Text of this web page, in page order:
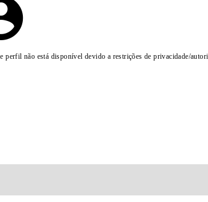
perfil não está disponível devido a restrições de privacidade/